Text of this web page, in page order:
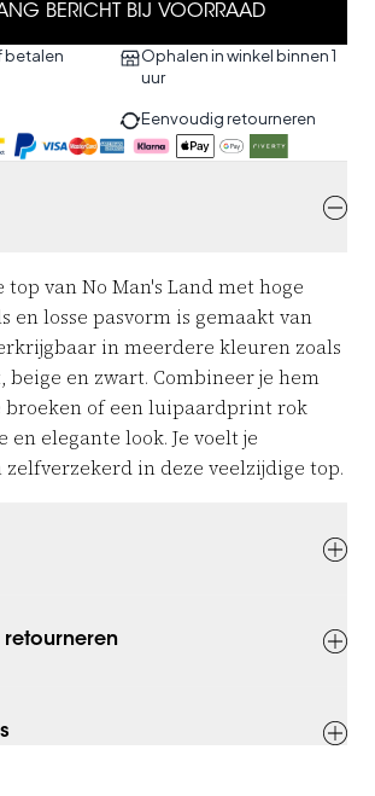
BERICHT BIJ VOORRAAD
betalen
Ophalen in winkel binnen 1
uur
Eenvoudig retourneren
top van No Man's Land met hoge
en losse pasvorm is gemaakt van
in meerdere kleuren zoals
beige en zwart. Combineer je hem
broeken of een luipaardprint rok
en elegante look. Je voelt je
in deze veelzijdige top.
retourneren